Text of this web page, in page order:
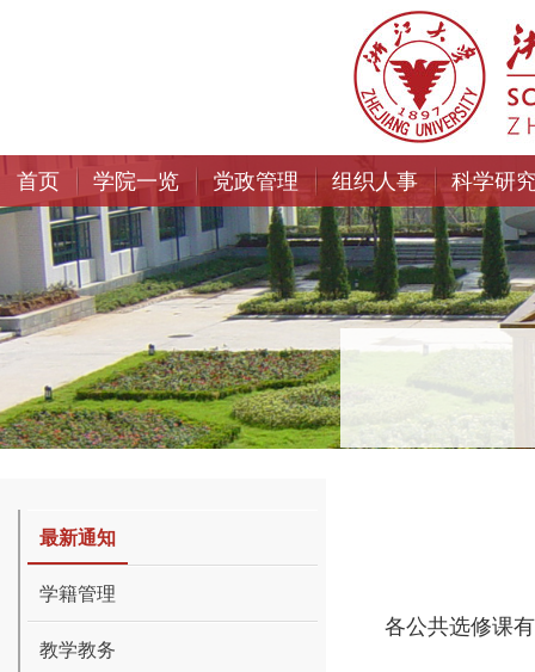
首页 学院一览 党政管理 组织人事 科学研
最新通知
学籍管理
教学教务
各公共选修课